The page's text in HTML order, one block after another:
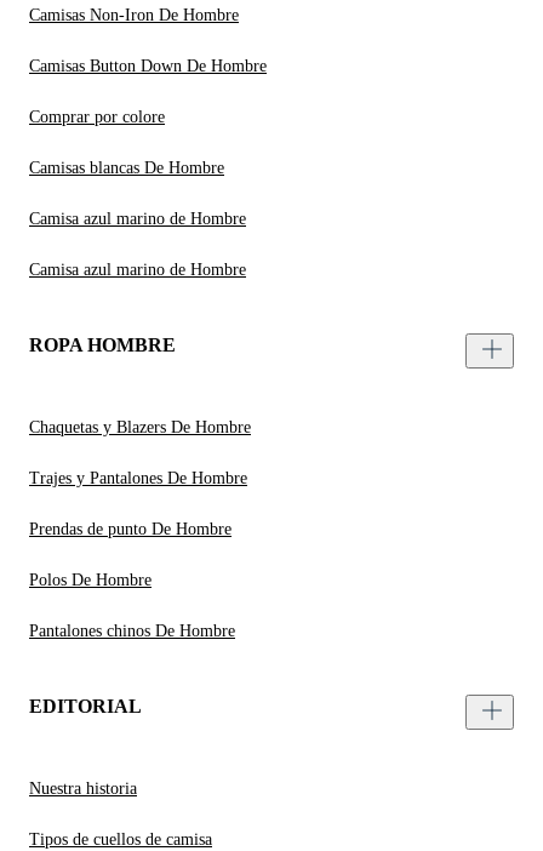
Camisas Non-Iron De Hombre
Camisas Button Down De Hombre
Comprar por colore
Camisas blancas De Hombre
Camisa azul marino de Hombre
Camisa azul marino de Hombre
ROPA HOMBRE
Chaquetas y Blazers De Hombre
Trajes y Pantalones De Hombre
Prendas de punto De Hombre
Polos De Hombre
Pantalones chinos De Hombre
EDITORIAL
Nuestra historia
Tipos de cuellos de camisa